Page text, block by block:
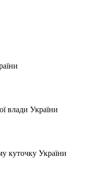
влади України
куточку України